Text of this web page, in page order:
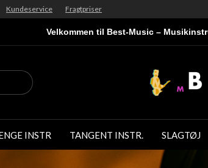
Kundeservice Fragtpriser
Velkommen til Best-Music –
INSTR TANGENT INSTR. SLAGTØJ